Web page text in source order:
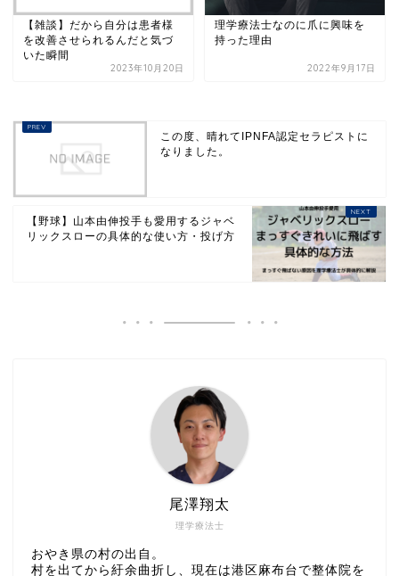
【雑談】だから自分は患者様
を改善させられるんだと気づ
いた瞬間
2023年10月20日
理学療法士なのに爪に興味を
持った理由
2022年9月17日
この度、晴れてIPNFA認定セラピストに
なりました。
【野球】山本由伸投手も愛用するジャベ
リックスローの具体的な使い方・投げ方
理学療法士
尾澤翔太
おやき県の村の出自。
村を出てから紆余曲折し、現在は港区麻布台で整体院を